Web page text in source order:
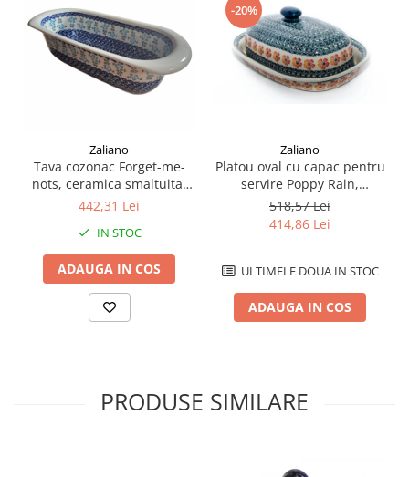
Zaliano
Tava cozonac Forget-me-
nots, ceramica smaltuita,
pictata manual, 39,0 x 17,5
442,31 Lei
IN STOC
ADAUGA IN COS
-20%
Zaliano
Platou oval cu capac pentru
servire Poppy Rain,
ceramica smaltuita, pictat
manual, 13,5 x 39,5 cm
518,57 Lei
414,86 Lei
ULTIMELE DOUA IN STOC
ADAUGA IN COS
PRODUSE SIMILARE